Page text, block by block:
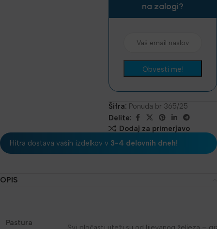
na zalogi?
Šifra: Ponuda br 365/25
Delite:
Dodaj za primerjavo
Hitra dostava vaših izdelkov v 3-4 delovnih dneh!
OPIS
Pastura